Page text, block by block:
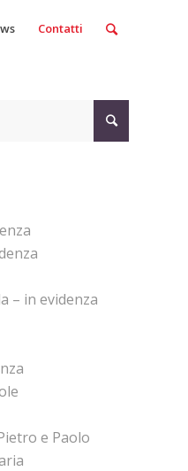
Contatti
– in evidenza
e Paolo